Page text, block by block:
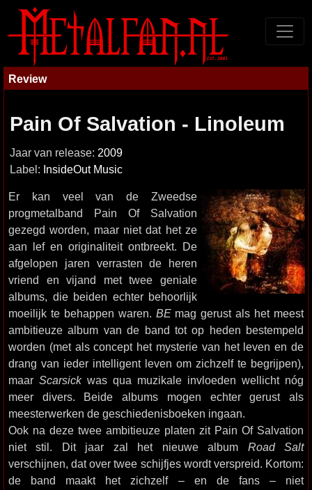
Review
Pain Of Salvation - Linoleum
Jaar van release: 2009
Label: InsideOut Music
Er kan veel van de Zweedse
progmetalband Pain Of Salvation
gezegd worden, maar niet dat het ze
aan lef en originaliteit ontbreekt. De
afgelopen jaren verrasten de heren
vriend en vijand met twee geniale
albums, die beiden echter behoorlijk
moeilijk te behappen waren. BEmag gerust als het meest
ambitieuze album van de band tot op heden bestempeld
worden (met als concept het mysterie van het leven en de
drang van ieder intelligent leven om zichzelf te begrijpen),
maar Scarsickwas qua muzikale invloeden wellicht nóg
meer divers. Beide albums mogen echter gerust als
meesterwerken de geschiedenisboeken ingaan.
Ook na deze twee ambitieuze platen zit Pain Of Salvation
niet stil. Dit jaar zal het nieuwe album Road Salt
verschijnen, dat over twee schijfjes wordt verspreid. Kortom:
de band maakt het zichzelf – en de fans – niet